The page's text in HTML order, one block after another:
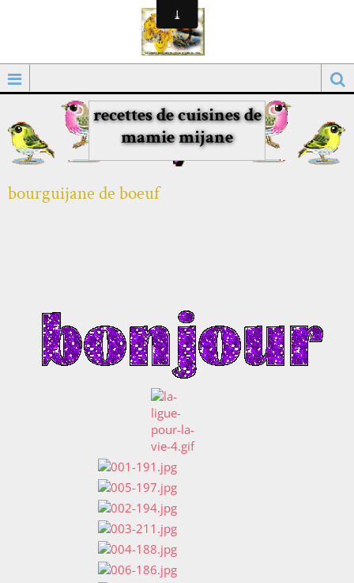
recettes de cuisines de
mamie mijane
bourguijane de boeuf